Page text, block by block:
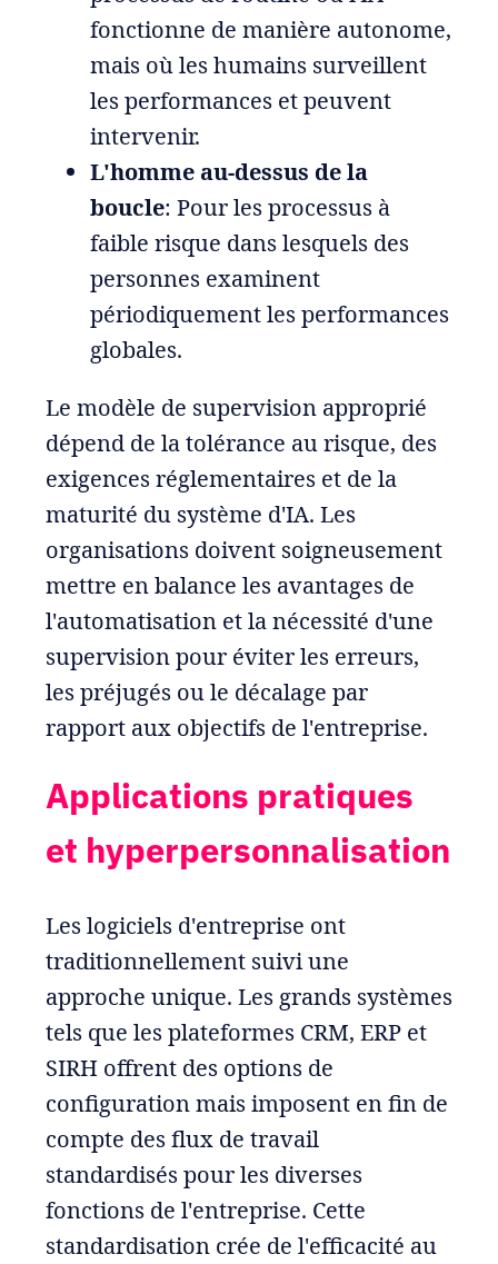
fonctionne de manière autonome,
mais où les humains surveillent
les performances et peuvent
intervenir.
L'homme au-dessus de la
boucle: Pour les processus à
faible risque dans lesquels des
personnes examinent
périodiquement les performances
globales.
Le modèle de supervision approprié
dépend de la tolérance au risque, des
exigences réglementaires et de la
maturité du système d'IA. Les
organisations doivent soigneusement
mettre en balance les avantages de
l'automatisation et la nécessité d'une
supervision pour éviter les erreurs,
les préjugés ou le décalage par
rapport aux objectifs de l'entreprise.
Applications pratiques
et hyperpersonnalisation
Les logiciels d'entreprise ont
traditionnellement suivi une
approche unique. Les grands systèmes
tels que les plateformes CRM, ERP et
SIRH offrent des options de
configuration mais imposent en fin de
compte des flux de travail
standardisés pour les diverses
fonctions de l'entreprise. Cette
standardisation crée de l'efficacité au